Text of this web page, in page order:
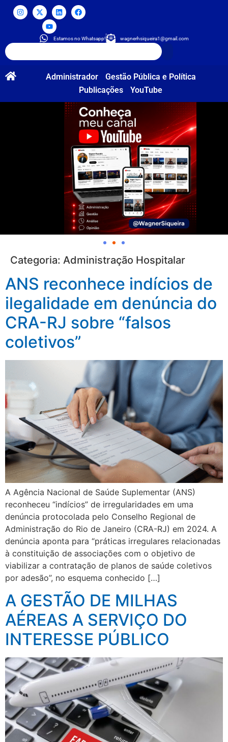
Estamos no Whatsapp! wagnerhsiqueira1@gmail.com
Administrador
Gestão Pública e Política
Publicações
YouTube
Categoria: Administração Hospitalar
ANS reconhece indícios de
ilegalidade em denúncia do
CRA-RJ sobre “falsos
coletivos”
A Agência Nacional de Saúde Suplementar (ANS)
reconheceu “indícios” de irregularidades em uma
denúncia protocolada pelo Conselho Regional de
Administração do Rio de Janeiro (CRA-RJ) em 2024. A
denúncia aponta para “práticas irregulares relacionadas
à constituição de associações com o objetivo de
viabilizar a contratação de planos de saúde coletivos
por adesão”, no esquema conhecido […]
A GESTÃO DE MILHAS
AÉREAS A SERVIÇO DO
INTERESSE PÚBLICO